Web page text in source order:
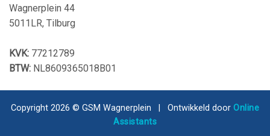
Wagnerplein 44
5011LR, Tilburg
KVK: 77212789
BTW: NL8609365018B01
Copyright 2026 © GSM Wagnerplein | Ontwikkeld door Online
Assistants